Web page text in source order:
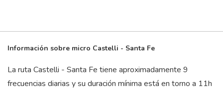
Información sobre micro Castelli - Santa Fe
La ruta Castelli - Santa Fe tiene aproximadamente 9
frecuencias diarias y su duración mínima está en torno a 11h